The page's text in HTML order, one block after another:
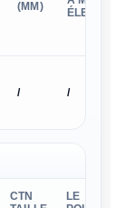
(MM)
/ /
CTN
LE